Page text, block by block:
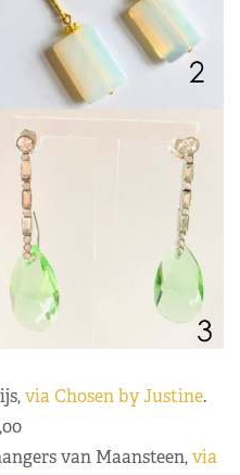
via Chosen by Justine.
van Maansteen,via